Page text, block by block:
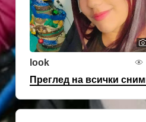
look
Преглед на всички